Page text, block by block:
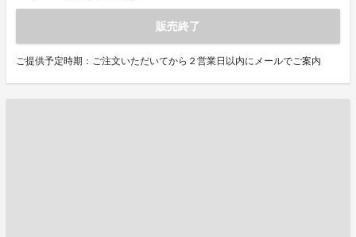
販売終了
ご提供予定時期：ご注文いただいてから２営業日以内にメールでご案内